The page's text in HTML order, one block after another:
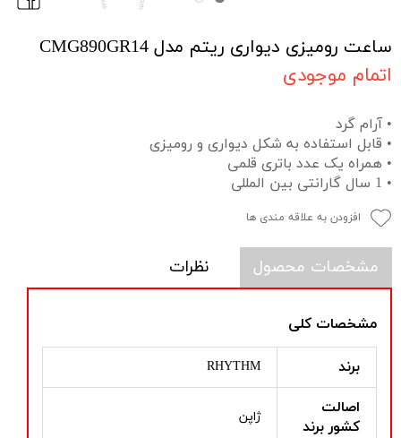
ساعت رومیزی دیواری ریتم مدل CMG890GR14
اتمام موجودی
• آرام گرد
• قابل استفاده به شکل دیواری و رومیزی
• همراه یک عدد باتری قلمی
• 1 سال گارانتی بین المللی
افزودن به علاقه مندی ها
مشخصات محصول نظرات
مشخصات کلی
برند RHYTHM
اصالت
کشور برند
ژاپن